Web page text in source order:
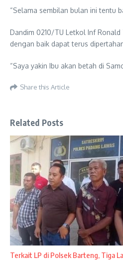
“Selama sembilan bulan ini tentu
Dandim 0210/TU Letkol Inf
dengan baik dapat terus
“Saya yakin Ibu akan betah di
Share this Article
Related Posts
Terkait LP di Polsek Barteng, Tiga